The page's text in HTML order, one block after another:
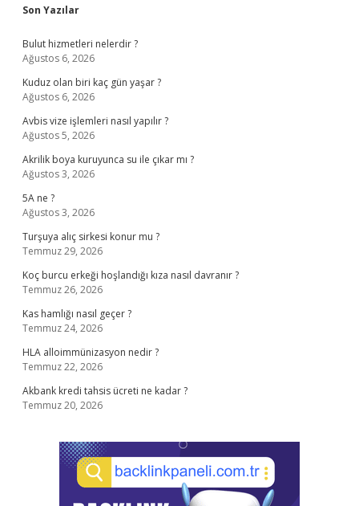
Sidebar
Son Yazılar
Bulut hizmetleri nelerdir ?
Ağustos 6, 2026
Kuduz olan biri kaç gün yaşar ?
Ağustos 6, 2026
Avbis vize işlemleri nasıl yapılır ?
Ağustos 5, 2026
Akrilik boya kuruyunca su ile çıkar mı ?
Ağustos 3, 2026
5A ne ?
Ağustos 3, 2026
Turşuya alıç sirkesi konur mu ?
Temmuz 29, 2026
Koç burcu erkeği hoşlandığı kıza nasıl davranır ?
Temmuz 26, 2026
Kas hamlığı nasıl geçer ?
Temmuz 24, 2026
HLA alloimmünizasyon nedir ?
Temmuz 22, 2026
Akbank kredi tahsis ücreti ne kadar ?
Temmuz 20, 2026